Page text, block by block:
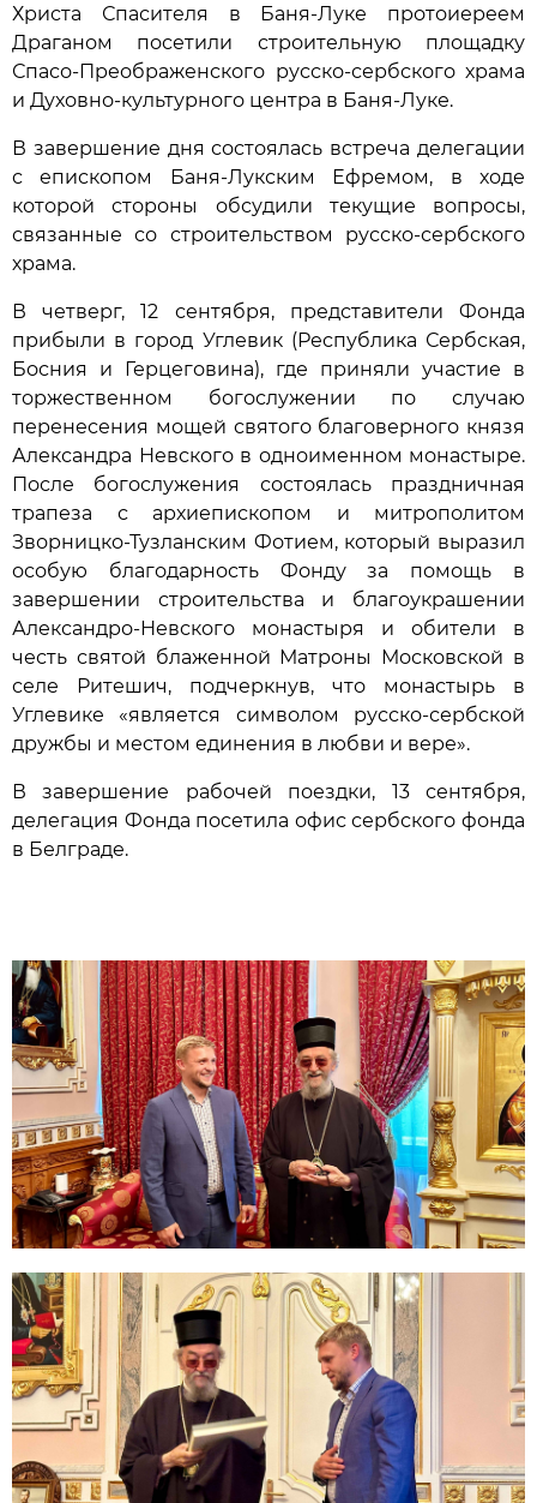
Христа Спасителя в Баня-Луке протоиереем
Драганом посетили строительную площадку
Спасо-Преображенского русско-сербского храма
и Духовно-культурного центра в Баня-Луке.
В завершение дня состоялась встреча делегации
с епископом Баня-Лукским Ефремом, в ходе
которой стороны обсудили текущие вопросы,
связанные со строительством русско-сербского
храма.
В четверг, 12 сентября, представители Фонда
прибыли в город Углевик (Республика Сербская,
Босния и Герцеговина), где приняли участие в
торжественном богослужении по случаю
перенесения мощей святого благоверного князя
Александра Невского в одноименном монастыре.
После богослужения состоялась праздничная
трапеза с архиепископом и митрополитом
Зворницко-Тузланским Фотием, который выразил
особую благодарность Фонду за помощь в
завершении строительства и благоукрашении
Александро-Невского монастыря и обители в
честь святой блаженной Матроны Московской в
селе Ритешич, подчеркнув, что монастырь в
Углевике «является символом русско-сербской
дружбы и местом единения в любви и вере».
В завершение рабочей поездки, 13 сентября,
делегация Фонда посетила офис сербского фонда
в Белграде.